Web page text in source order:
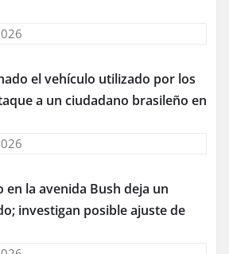
el vehículo utilizado por los
a un ciudadano brasileño en
en la avenida Bush deja un
investigan posible ajuste de